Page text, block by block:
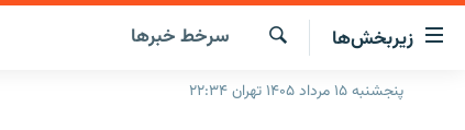
لینک‌های
قابلیت
دسترسی
زیربخش‌ها
صفحه اصلی
جستجو
سرخط‌ خبرها
پنجشنبه ۱۵ مرداد ۱۴۰۵ تهران ۲۲:۳۴